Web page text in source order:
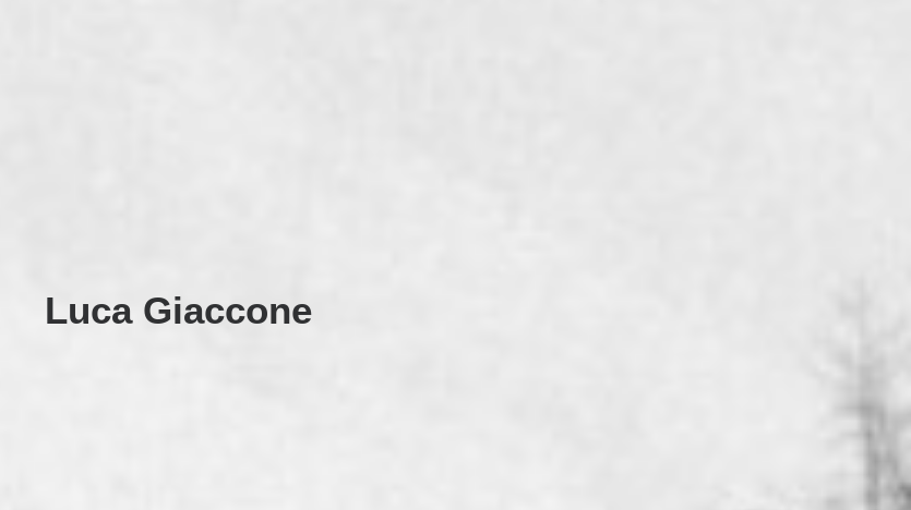
Luca Giaccone